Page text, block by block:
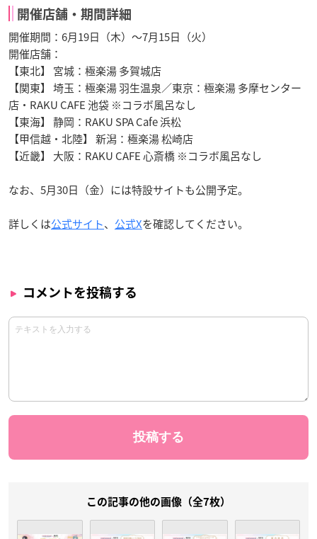
開催店舗・期間詳細
開催期間：6月19日（木）〜7月15日（火）
開催店舗：
【東北】 宮城：極楽湯 多賀城店
【関東】 埼玉：極楽湯 羽生温泉／東京：極楽湯 多摩センター
店・RAKU CAFE 池袋 ※コラボ風呂なし
【東海】 静岡：RAKU SPA Cafe 浜松
【甲信越・北陸】 新潟：極楽湯 松崎店
【近畿】 大阪：RAKU CAFE 心斎橋 ※コラボ風呂なし
なお、5月30日（金）には特設サイトも公開予定。
詳しくは公式サイト、 公式Xを確認してください。
コメントを投稿する
この記事の他の画像（全7枚）